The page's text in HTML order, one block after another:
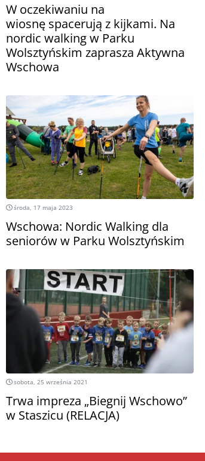
W oczekiwaniu na
wiosnę spacerują z kijkami. Na
nordic walking w Parku
Wolsztyńskim zaprasza Aktywna
Wschowa
środa, 17 maja 2023
Wschowa: Nordic Walking dla
seniorów w Parku Wolsztyńskim
sobota, 25 września 2021
Trwa impreza „Biegnij Wschowo”
w Staszicu (RELACJA)